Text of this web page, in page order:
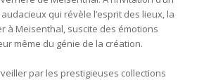
qui révèle l’esprit des lieux, la
à Meisenthal, suscite des émotions
même du génie de la création.
par les prestigieuses collections